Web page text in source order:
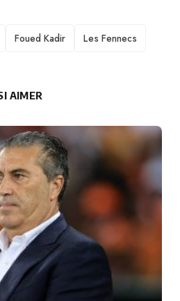
Foued Kadir Les Fennecs
AIMER